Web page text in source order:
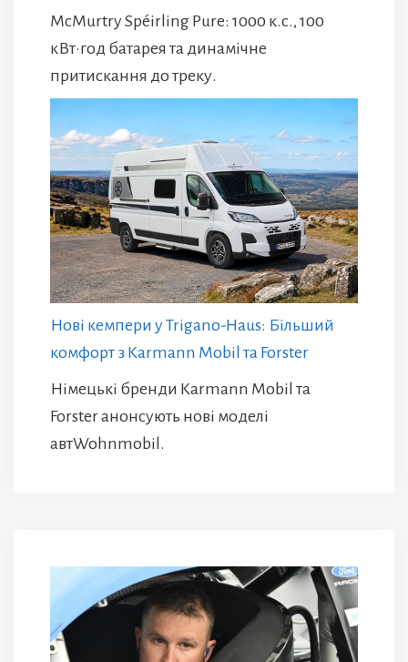
McMurtry Spéirling Pure: 1000 к.с., 100
кВт·год батарея та динамічне
притискання до треку.
Нові кемпери у Trigano-Haus: Більший
комфорт з Karmann Mobil та Forster
Німецькі бренди Karmann Mobil та
Forster анонсують нові моделі
автWohnmobil.